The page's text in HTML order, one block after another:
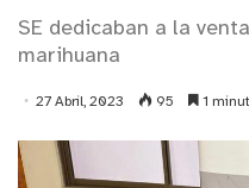
SE dedicaban a la
marihuana
27 Abril, 2023 95 1